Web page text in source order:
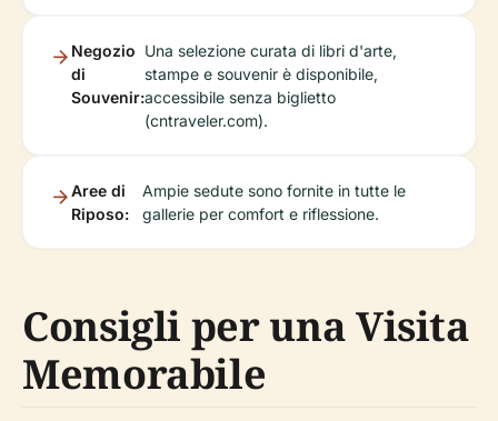
Negozio
di
Souvenir:
Una selezione curata di libri d'arte,
stampe e souvenir è disponibile,
accessibile senza biglietto
(cntraveler.com).
Aree di
Riposo:
Ampie sedute sono fornite in tutte le
gallerie per comfort e riflessione.
Consigli per una Visita
Memorabile